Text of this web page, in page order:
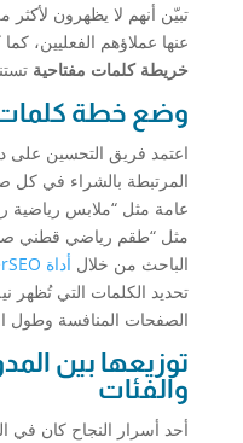
عنها عملاؤهم الفعليين،
خريطة كلمات مفتاحية
وضع خطة كلمات
اعتمد فريق التحسين على
المرتبطة بالشراء في كل
عامة مثل “ملابس رياضية
مثل “طقم رياضي قطني
الباحث من خلال أداة SurferSEO
تحديد الكلمات التي تُظهر
الصفحات المنافسة وطول
توزيعها بين
والفئات
أحد أسرار النجاح كان في